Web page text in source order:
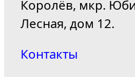
Королёв, мкр.
Лесная, дом 12.
Контакты